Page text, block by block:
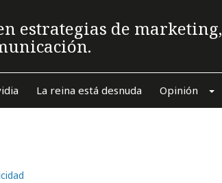
estrategias de marketing,
La reina está desnuda Opinión